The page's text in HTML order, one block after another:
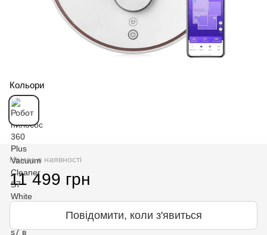
Кольори
Немає в наявності
11 499 грн
Повідомити, коли з'явиться